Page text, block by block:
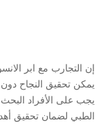
إن التجارب مع ابر
يمكن تحقيق النجاح
يجب على الأفراد البحث
الطبي لضمان تحقيق